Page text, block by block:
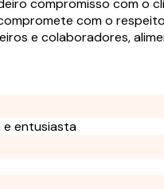
com o
e colaboradores,
e entusiasta